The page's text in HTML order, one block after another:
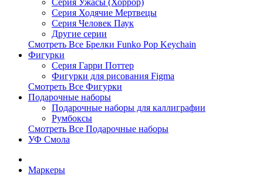
Серия Ужасы (Хоррор)
Серия Ходячие Мертвецы
Серия Человек Паук
Другие серии
Смотреть Все Брелки Funko Pop Keychain
Фигурки
Серия Гарри Поттер
Фигурки для рисования Figma
Смотреть Все Фигурки
Подарочные наборы
Подарочные наборы для каллиграфии
Румбоксы
Смотреть Все Подарочные наборы
УФ Смола
Маркеры